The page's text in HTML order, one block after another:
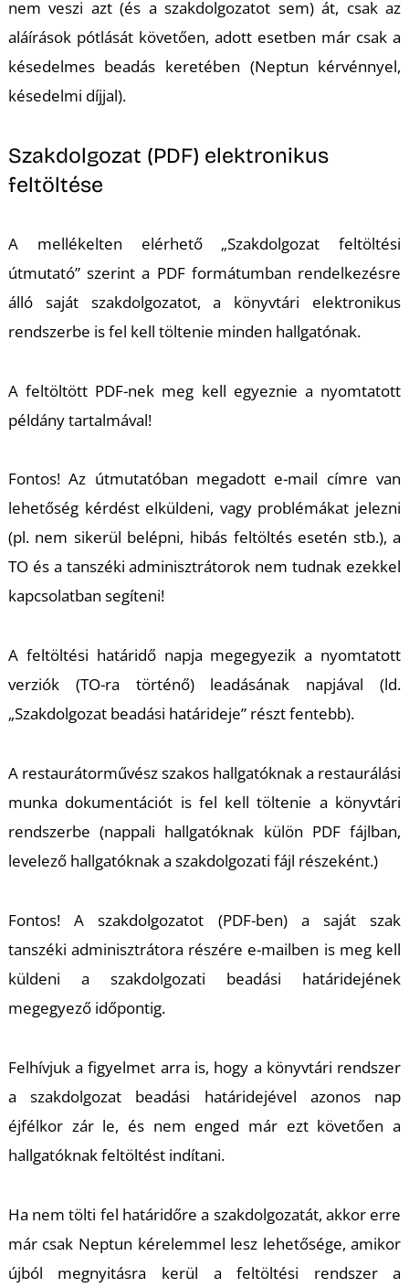
nem veszi azt (és a szakdolgozatot sem) át, csak az
aláírások pótlását követően, adott esetben már csak a
késedelmes beadás keretében (Neptun kérvénnyel,
késedelmi díjjal).
Szakdolgozat (PDF) elektronikus
feltöltése
A mellékelten elérhető „Szakdolgozat feltöltési
útmutató” szerint a PDF formátumban rendelkezésre
álló saját szakdolgozatot, a könyvtári elektronikus
rendszerbe is fel kell töltenie minden hallgatónak.
A feltöltött PDF-nek meg kell egyeznie a nyomtatott
példány tartalmával!
Fontos! Az útmutatóban megadott e-mail címre van
lehetőség kérdést elküldeni, vagy problémákat jelezni
(pl. nem sikerül belépni, hibás feltöltés esetén stb.), a
TO és a tanszéki adminisztrátorok nem tudnak ezekkel
kapcsolatban segíteni!
A feltöltési határidő napja megegyezik a nyomtatott
verziók (TO-ra történő) leadásának napjával (ld.
„Szakdolgozat beadási határideje” részt fentebb).
A restaurátorművész szakos hallgatóknak a restaurálási
munka dokumentációt is fel kell töltenie a könyvtári
rendszerbe (nappali hallgatóknak külön PDF fájlban,
levelező hallgatóknak a szakdolgozati fájl részeként.)
Fontos! A szakdolgozatot (PDF-ben) a saját szak
tanszéki adminisztrátora részére e-mailben is meg kell
küldeni a szakdolgozati beadási határidejének
megegyező időpontig.
Felhívjuk a figyelmet arra is, hogy a könyvtári rendszer
a szakdolgozat beadási határidejével azonos nap
éjfélkor zár le, és nem enged már ezt követően a
hallgatóknak feltöltést indítani.
Ha nem tölti fel határidőre a szakdolgozatát, akkor erre
már csak Neptun kérelemmel lesz lehetősége, amikor
újból megnyitásra kerül a feltöltési rendszer a